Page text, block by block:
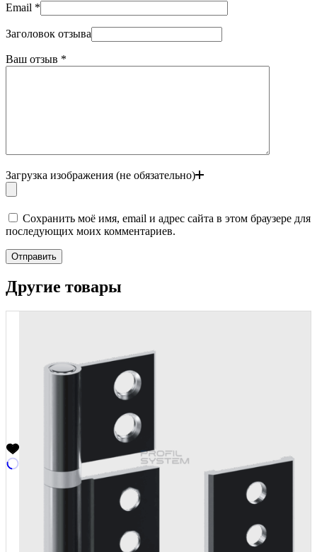
Email *
Заголовок отзыва
Ваш отзыв *
Загрузка изображения (не обязательно)
Сохранить моё имя, email и адрес сайта в этом браузере для
последующих моих комментариев.
Отправить
Другие товары